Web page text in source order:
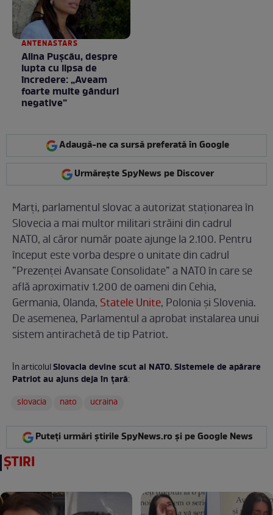
ANTENASTARS
Alina Pușcău, despre
lupta cu lipsa de
încredere: „Aveam
foarte multe gânduri
negative”
Adaugă-ne ca sursă preferată în Google
Urmărește SpyNews pe Discover
Marți, parlamentul slovac a autorizat staționarea în
Slovecia a mai multor militari străini din cadrul
NATO, al căror număr poate ajunge la 2.100. Pentru
început este vorba despre o unitate din cadrul
”Prezenţei Avansate Consolidate” a NATO în care se
află aproximativ 1.200 de oameni din Cehia,
Germania, Olanda, Statele Unite, Polonia şi Slovenia.
De asemenea, Parlamentul a aprobat instalarea unui
sistem antirachetă de tip Patriot.
În articolulSlovacia devine scut al NATO. Sistemele de apărare
Patriot au ajuns deja în țară:
slovacia
nato ucraina
Puteți urmări știrile SpyNews.ro și pe Google News
ȘTIRI